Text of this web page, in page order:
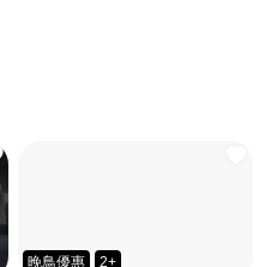
晚鳥優惠 2+